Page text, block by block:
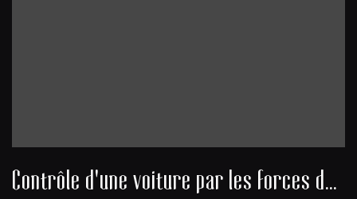
Contrôle d'une voiture par les forces de l’ordre sur une route d'Algérie